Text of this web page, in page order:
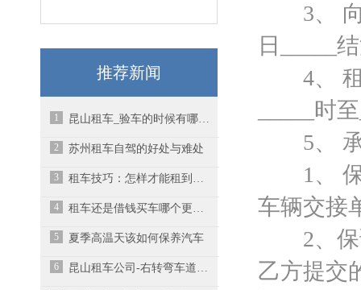
推荐新闻
1 昆山租车_验车的时候有哪些步骤
2 苏州租车自驾的好处与难处
3 租车技巧：怎样才能租到最便宜的车
4 租车还是借钱买车哪个更好？
5 夏季高温天该如何保养汽车
6 昆山租车公司-右转弯车道如何正确驾驶？
3、 向
日_____
4、 租
_____时
5、 承
1、 保
车辆交接
2、保
乙方提交